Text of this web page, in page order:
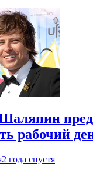
рабочий
2 года спустя